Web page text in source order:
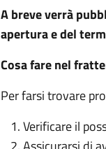
A breve verrà
apertura e del
Cosa fare nel
Per farsi trovare
Verificare il